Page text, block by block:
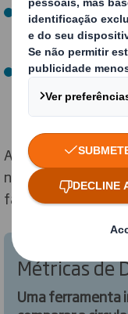
Tornamos o
eficientes,
design do
Através das
medir e
diferentes
Ao comparar o
nossas Métricas de
facilmente o design
Métricas de
Uma ferramenta